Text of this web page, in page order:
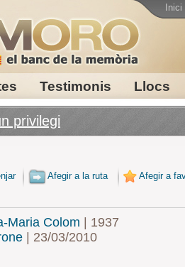
Testimonis Llocs
Inici
privilegi
Afegir a la ruta
Afegir a
Maria Colom | 1937
| 23/03/2010